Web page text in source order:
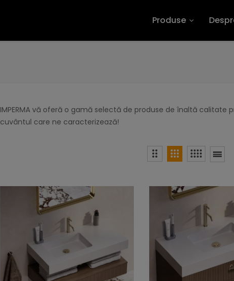
Produse
IMPERMA vă oferă o gamă selectă de produse de înaltă
cuvântul care ne caracterizează!